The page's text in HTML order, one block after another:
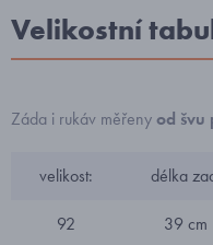
Velikostní
Záda i rukáv měřenyod švu
velikost: délka
92 39 cm